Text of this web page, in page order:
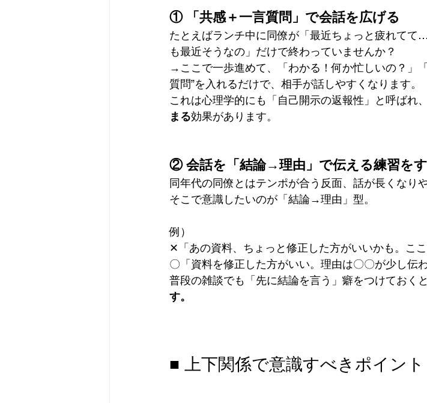
① 「共感＋一言質問」で会話を広げる
たとえばランチ中に同僚が「最近ちょっと疲れて
も最近そうなの」だけで終わっていませんか？
→ここで一歩進めて、「わかる！何か忙しいの？」
質問”を入れるだけで、相手が話しやすくなります。
これは心理学的にも「自己開示の返報性」と呼ばれ、
まる効果があります。
② 会話を「結論→理由」で伝える練習を
同年代の同僚とはテンポが合う反面、話が長くなり
そこで意識したいのが「結論→理由」型。
例）
✕「あの資料、ちょっと修正した方がいいかも。こ
〇「資料を修正した方がいい。理由は〇〇が少し伝
普段の雑談でも「先に結論を言う」癖をつけておくと
す。
■ 上下関係で意識すべきポイント